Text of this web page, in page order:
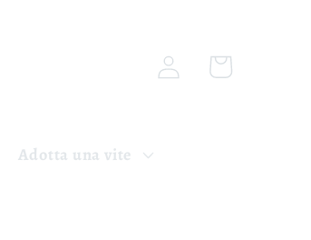
Adotta una vite
Accedi Carrello